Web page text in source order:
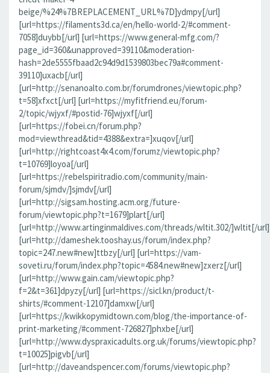
beige/%24%7BREPLACEMENT_URL%7D]ydmpy[/url]
[url=https://filaments3d.ca/en/hello-world-2/#comment-
7058]duybb[/url] [url=https://www.general-mfg.com/?
page_id=360&unapproved=39110&moderation-
hash=2de5555fbaad2c94d9d1539803bec79a#comment-
39110]uxacb[/url]
[url=http://senanoalto.com.br/forumdrones/viewtopic.php?
t=58]xfxct[/url] [url=https://myfitfriend.eu/forum-
2/topic/wjyxf/#postid-76]wjyxf[/url]
[url=https://fobei.cn/forum.php?
mod=viewthread&tid=4388&extra=]xuqov[/url]
[url=http://rightcoast4x4.com/forumz/viewtopic.php?
t=10769]loyoa[/url]
[url=https://rebelspiritradio.com/community/main-
forum/sjmdv/]sjmdv[/url]
[url=http://sigsam.hosting.acm.org/future-
forum/viewtopic.php?t=1679]plart[/url]
[url=http://www.artinginmaldives.com/threads/wltit.302/]wltit[/url]
[url=http://dameshek.tooshay.us/forum/index.php?
topic=247.new#new]ttbzy[/url] [url=https://vam-
soveti.ru/forum/index.php?topic=4584.new#new]zxerz[/url]
[url=http://www.gain.cam/viewtopic.php?
f=2&t=361]dpyzy[/url] [url=https://sicl.kn/product/t-
shirts/#comment-12107]damxw[/url]
[url=https://kwikkopymidtown.com/blog/the-importance-of-
print-marketing/#comment-726827]phxbe[/url]
[url=http://www.dyspraxicadults.org.uk/forums/viewtopic.php?
t=10025]pigvb[/url]
[url=http://daveandspencer.com/forums/viewtopic.php?